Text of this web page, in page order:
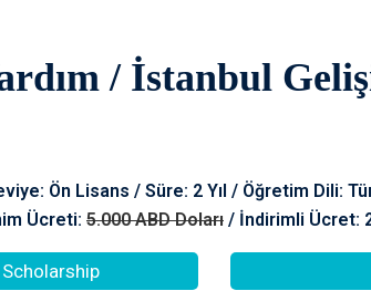
/ İstanbul
Ön Lisans / Süre: 2 Yıl / Öğretim Dili:
Ücreti: 5.000 ABD Doları / İndirimli Ücret: